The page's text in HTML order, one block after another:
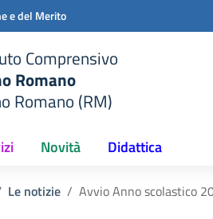
e del Merito
Comprensivo
Romano
Romano (RM)
Novità Didattica
Le notizie Avvio Anno scolastico